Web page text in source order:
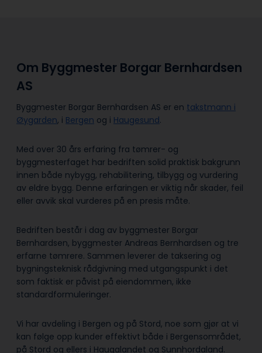
Om Byggmester Borgar Bernhardsen
AS
Byggmester Borgar Bernhardsen AS er en takstmann i
Øygarden, i Bergen og i Haugesund.
Med over 30 års erfaring fra tømrer- og
byggmesterfaget har bedriften solid praktisk bakgrunn
innen både nybygg, rehabilitering, tilbygg og vurdering
av eldre bygg. Denne erfaringen er viktig når skader, feil
eller avvik skal vurderes på en presis måte.
Bedriften består i dag av byggmester Borgar
Bernhardsen, byggmester Andreas Bernhardsen og tre
erfarne tømrere. Sammen leverer de taksering og
bygningsteknisk rådgivning med utgangspunkt i det
som faktisk er påvist på eiendommen, ikke
standardformuleringer.
Vi har avdeling i Bergen og på Stord, noe som gjør at vi
kan følge opp kunder effektivt både i Bergensområdet,
på Stord og ellers i Haugalandet og Sunnhordaland.